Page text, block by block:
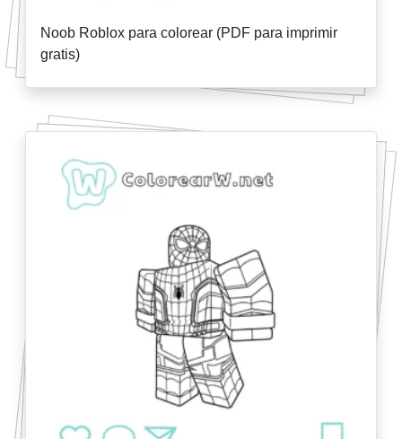
Noob Roblox para colorear (PDF para imprimir
gratis)